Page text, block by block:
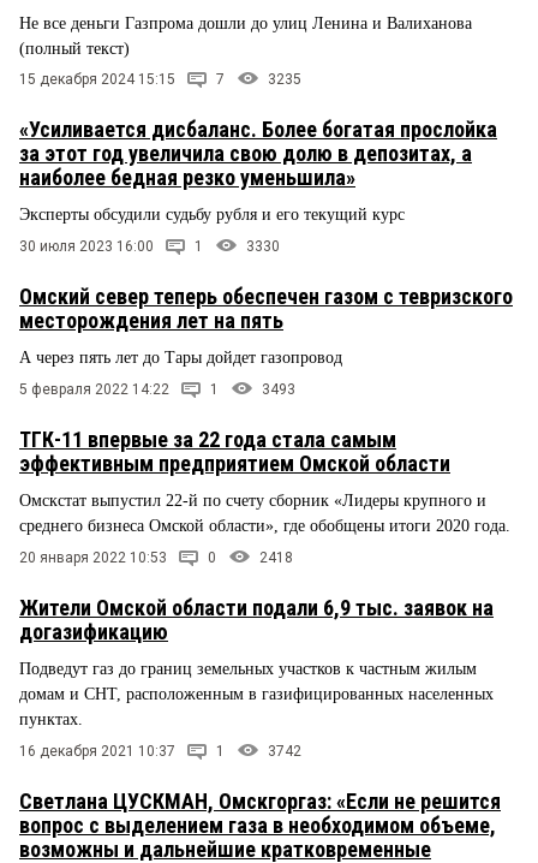
Не все деньги Газпрома дошли до улиц Ленина и Валиханова
(полный текст)
15 декабря 2024 15:15 7 3235
«Усиливается дисбаланс. Более богатая прослойка
за этот год увеличила свою долю в депозитах, а
наиболее бедная резко уменьшила»
Эксперты обсудили судьбу рубля и его текущий курс
30 июля 2023 16:00 1 3330
Омский север теперь обеспечен газом с тевризского
месторождения лет на пять
А через пять лет до Тары дойдет газопровод
5 февраля 2022 14:22 1 3493
ТГК-11 впервые за 22 года стала самым
эффективным предприятием Омской области
Омскстат выпустил 22-й по счету сборник «Лидеры крупного и
среднего бизнеса Омской области», где обобщены итоги 2020 года.
20 января 2022 10:53 0 2418
Жители Омской области подали 6,9 тыс. заявок на
догазификацию
Подведут газ до границ земельных участков к частным жилым
домам и СНТ, расположенным в газифицированных населенных
пунктах.
16 декабря 2021 10:37 1 3742
Светлана ЦУСКМАН, Омскгоргаз: «Если не решится
вопрос с выделением газа в необходимом объеме,
возможны и дальнейшие кратковременные